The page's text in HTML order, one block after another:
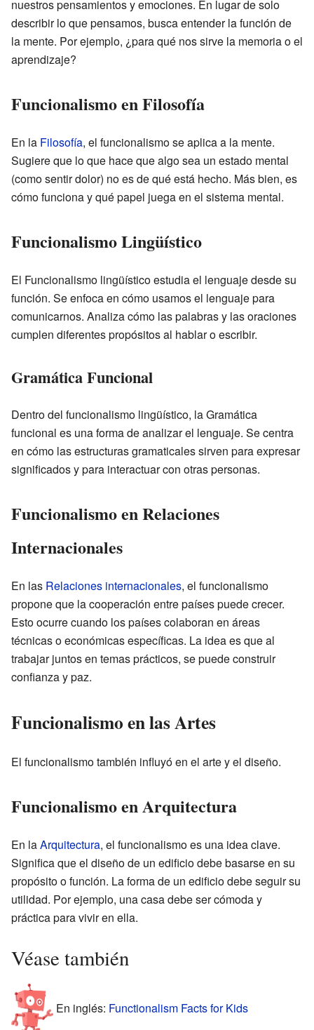
nuestros pensamientos y emociones. En lugar de solo
describir lo que pensamos, busca entender la función de
la mente. Por ejemplo, ¿para qué nos sirve la memoria o el
aprendizaje?
Funcionalismo en Filosofía
En la Filosofía, el funcionalismo se aplica a la mente.
Sugiere que lo que hace que algo sea un estado mental
(como sentir dolor) no es de qué está hecho. Más bien, es
cómo funciona y qué papel juega en el sistema mental.
Funcionalismo Lingüístico
El Funcionalismo lingüístico estudia el lenguaje desde su
función. Se enfoca en cómo usamos el lenguaje para
comunicarnos. Analiza cómo las palabras y las oraciones
cumplen diferentes propósitos al hablar o escribir.
Gramática Funcional
Dentro del funcionalismo lingüístico, la Gramática
funcional es una forma de analizar el lenguaje. Se centra
en cómo las estructuras gramaticales sirven para expresar
significados y para interactuar con otras personas.
Funcionalismo en Relaciones
Internacionales
En las Relaciones internacionales, el funcionalismo
propone que la cooperación entre países puede crecer.
Esto ocurre cuando los países colaboran en áreas
técnicas o económicas específicas. La idea es que al
trabajar juntos en temas prácticos, se puede construir
confianza y paz.
Funcionalismo en las Artes
El funcionalismo también influyó en el arte y el diseño.
Funcionalismo en Arquitectura
En laArquitectura, el funcionalismo es una idea clave.
Significa que el diseño de un edificio debe basarse en su
propósito o función. La forma de un edificio debe seguir su
utilidad. Por ejemplo, una casa debe ser cómoda y
práctica para vivir en ella.
Véase también
En inglés: Functionalism Facts for Kids